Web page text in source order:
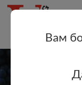
Вам